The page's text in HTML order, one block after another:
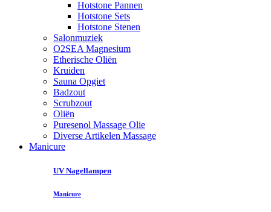
Hotstone Pannen
Hotstone Sets
Hotstone Stenen
Salonmuziek
O2SEA Magnesium
Etherische Oliën
Kruiden
Sauna Opgiet
Badzout
Scrubzout
Oliën
Puresenol Massage Olie
Diverse Artikelen Massage
Manicure
UV Nagellampen
Manicure